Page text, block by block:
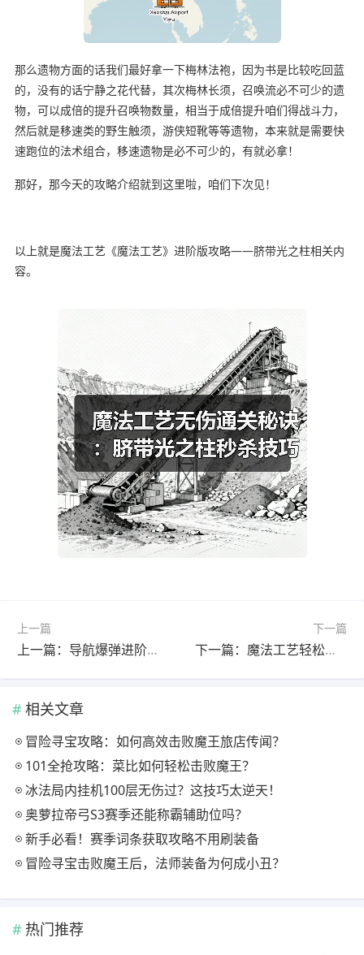
那么遗物方面的话我们最好拿一下梅林法袍，因为书是比较吃回蓝
的，没有的话宁静之花代替，其次梅林长须，召唤流必不可少的遗
物，可以成倍的提升召唤物数量，相当于成倍提升咱们得战斗力，
然后就是移速类的野生触须，游侠短靴等等遗物，本来就是需要快
速跑位的法术组合，移速遗物是必不可少的，有就必拿！
那好，那今天的攻略介绍就到这里啦，咱们下次见！
以上就是魔法工艺《魔法工艺》进阶版攻略——脐带光之柱相关内
容。
上一篇
上一篇：导航爆弹进阶攻略：自动导航+骑士头盔如何高效爆破？
下一篇
下一篇：魔法工艺轻松刷怪秘籍：仙术·老兵烧烤攻略
相关文章
冒险寻宝攻略：如何高效击败魔王旅店传闻？
101全抢攻略：菜比如何轻松击败魔王？
冰法局内挂机100层无伤过？这技巧太逆天！
奥萝拉帝弓S3赛季还能称霸辅助位吗？
新手必看！赛季词条获取攻略不用刷装备
冒险寻宝击败魔王后，法师装备为何成小丑？
热门推荐